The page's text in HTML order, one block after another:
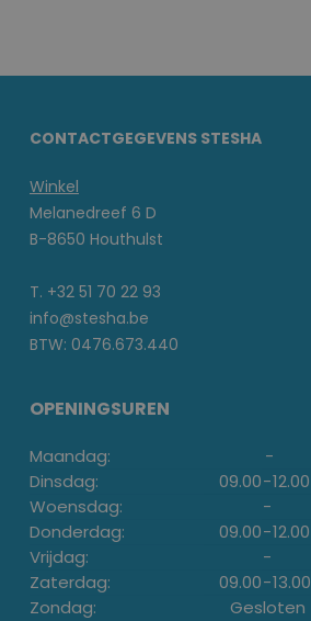
CONTACTGEGEVENS STESHA
Winkel
Melanedreef 6 D
B-8650 Houthulst
T. +32 51 70 22 93
info@stesha.be
BTW: 0476.673.440
OPENINGSUREN
Maandag: -
Dinsdag:
09.00-12.00
Woensdag:
-
Donderdag:
09.00-12.00
Vrijdag:
-
Zaterdag:
09.00-13.00
Zondag:
Gesloten